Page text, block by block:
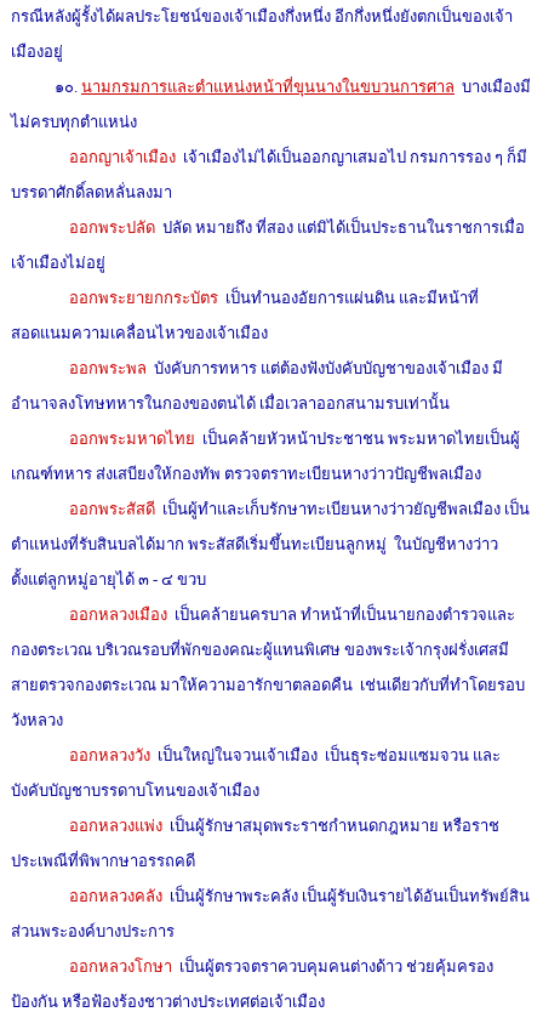
กรณีหลังผู้รั้งได้ผลประโยชน์ของเจ้าเมืองกึ่งหนึ่ง อีกกึ่งหนึ่งยังตกเป็นของเจ้า
เมืองอยู่
๑๐. นามกรมการและตำแหน่งหน้าที่ขุนนางในขบวนการศาล บางเมืองมี
ไม่ครบทุกตำแหน่ง
ออกญาเจ้าเมืองเจ้าเมืองไม่ได้เป็นออกญาเสมอไป กรมการรอง ๆ ก็มี
บรรดาศักดิ์ลดหลั่นลงมา
ออกพระปลัดปลัด หมายถึง ที่สอง แต่มิได้เป็นประธานในราชการเมื่อ
เจ้าเมืองไม่อยู่
ออกพระยายกกระบัตรเป็นทำนองอัยการแผ่นดิน และมีหน้าที่
สอดแนมความเคลื่อนไหวของเจ้าเมือง
ออกพระพล บังคับการทหาร แต่ต้องฟังบังคับบัญชาของเจ้าเมือง มี
อำนาจลงโทษทหารในกองของตนได้ เมื่อเวลาออกสนามรบเท่านั้น
ออกพระมหาดไทย เป็นคล้ายหัวหน้าประชาชน พระมหาดไทยเป็นผู้
เกณฑ์ทหาร ส่งเสบียงให้กองทัพ ตรวจตราทะเบียนหางว่าวปัญชีพลเมือง
ออกพระสัสดีเป็นผู้ทำและเก็บรักษาทะเบียนหางว่าวยัญชีพลเมือง เป็น
ตำแหน่งที่รับสินบลได้มาก พระสัสดีเริ่มขึ้นทะเบียนลูกหมู่ ในบัญชีหางว่าว
ตั้งแต่ลูกหมู่อายุได้ ๓ - ๔ ขวบ
ออกหลวงเมืองเป็นคล้ายนครบาล ทำหน้าที่เป็นนายกองตำรวจและ
กองตระเวณ บริเวณรอบที่พักของคณะผู้แทนพิเศษ ของพระเจ้ากรุงฝรั่งเศสมี
สายตรวจกองตระเวณ มาให้ความอารักขาตลอดคืน เช่นเดียวกับที่ทำโดยรอบ
วังหลวง
ออกหลวงวังเป็นใหญ่ในจวนเจ้าเมือง เป็นธุระซ่อมแซมจวน และ
บังคับบัญชาบรรดาบโทนของเจ้าเมือง
ออกหลวงแพ่งเป็นผู้รักษาสมุดพระราชกำหนดกฎหมาย หรือราช
ประเพณีที่พิพากษาอรรถคดี
ออกหลวงคลังเป็นผู้รักษาพระคลัง เป็นผู้รับเงินรายได้อันเป็นทรัพย์สิน
ส่วนพระองค์บางประการ
ออกหลวงโกษา เป็นผู้ตรวจตราควบคุมคนต่างด้าว ช่วยคุ้มครอง
ป้องกัน หรือฟ้องร้องชาวต่างประเทศต่อเจ้าเมือง